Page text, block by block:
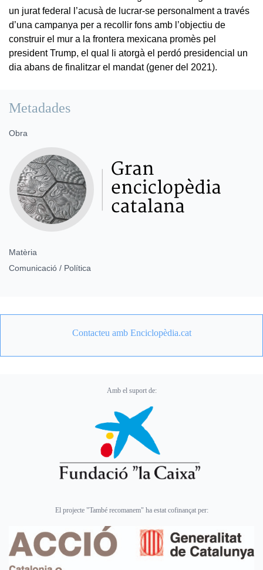
un jurat federal l’acusà de lucrar-se personalment a través
d’una campanya per a recollir fons amb l’objectiu de
construir el mur a la frontera mexicana promès pel
president Trump, el qual li atorgà el perdó presidencial un
dia abans de finalitzar el mandat (gener del 2021).
Metadades
Obra
Matèria
Comunicació / Política
Contacteu amb Enciclopèdia.cat
Amb el suport de:
El projecte "També recomanem" ha estat cofinançat per: